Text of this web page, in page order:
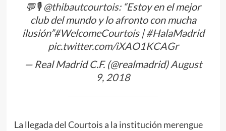
💬🎙 @thibautcourtois: “Estoy en el mejor
club del mundo y lo afronto con mucha
ilusión”#WelcomeCourtois|#HalaMadrid
pic.twitter.com/iXAO1KCAGr
— Real Madrid C.F. (@realmadrid)August
9, 2018
La llegada del Courtois a la institución merengue